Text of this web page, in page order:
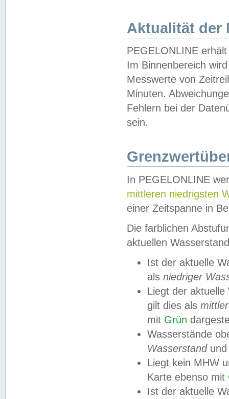
Aktualität der
PEGELONLINE
Im Binnenbereich
Messwerte von
Minuten.
Fehlern bei der
sein.
In PEGELONLINE
mittleren niedrigsten
einer Zeitspanne in
Die farblichen
aktuellen
Ist der aktuelle
als niedriger
Liegt der
gilt dies als
mit Grün
Wasserstände
Wasserstandund
Liegt kein MHW
Karte ebenso mit
Ist der aktuelle